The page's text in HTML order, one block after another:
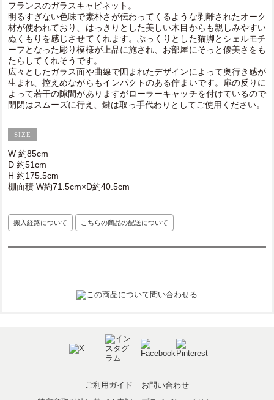
フランスのガラスキャビネット。
明るすぎない色味で素朴さが伝わってくるような剥離されたオーク
材が使われており、はっきりとした美しい木目からも親しみやすい
ぬくもりを感じさせてくれます。ぷっくりとした猫脚とシェルモチ
ーフとなった彫り模様が上品に施され、お部屋にそっと優美さをも
たらしてくれそうです。
広々としたガラス面や曲線で囲まれたデザインによって奥行き感が
生まれ、控えめながらもインパクトのある佇まいです。扉の反りに
よって若干の隙間がありますがローラーキャッチを付けているので
開閉はスムーズに行え、鍵は取っ手代わりとしてご使用ください。
W 約85cm
D 約51cm
H 約175.5cm
棚面積 W約71.5cm×D約40.5cm
搬入経路について こちらの商品の配送について
ご利用ガイド
お問い合わせ